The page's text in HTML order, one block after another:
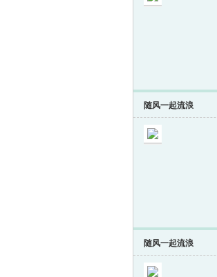
随风一起流浪
随风一起流浪